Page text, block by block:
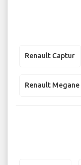
Renault Captur
Renault Megane